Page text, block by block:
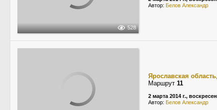
528
Автор: Белов Александр
Ярославская область
Маршрут 11
2 марта 2014 г.,
Автор: Белов Александр